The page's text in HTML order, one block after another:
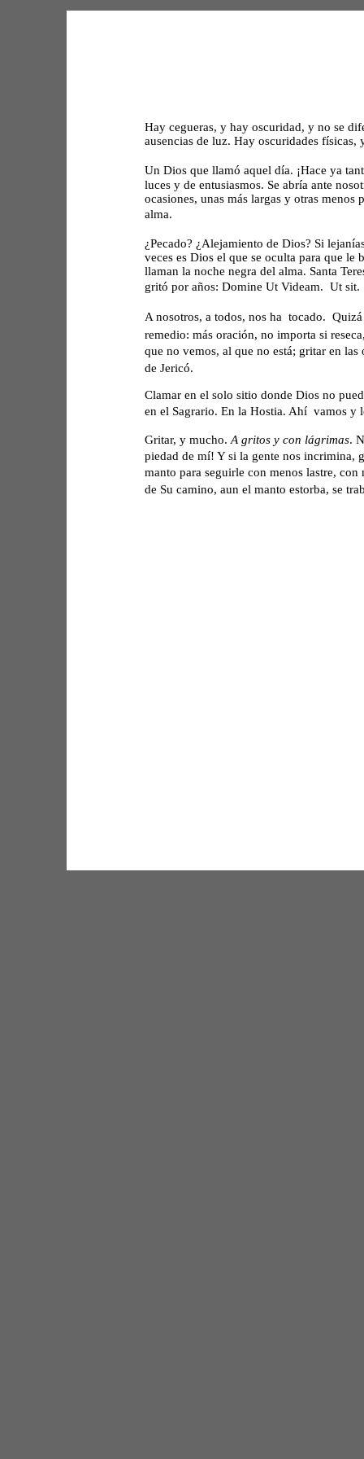
Hay cegueras, y hay oscuridad, y no se
ausencias de luz. Hay oscuridades
Un Dios que llamó aquel día. ¡Hace ya
luces y de entusiasmos. Se abría ante
ocasiones, unas más largas y otras
alma.
¿Pecado? ¿Alejamiento de Dios? Si
veces es Dios el que se oculta para que le
llaman la noche negra del alma. Santa
gritó por años: Domine Ut Videam.  Ut sit.
A nosotros, a todos, nos ha  tocado.
remedio: más oración, no importa si
que no vemos, al que no está; gritar en
de Jericó.
Clamar en el solo sitio donde Dios no
en el Sagrario. En la Hostia. Ahí  vamos
Gritar, y mucho. A gritos y con lágrimas.
piedad de mí! Y si la gente nos incrimina,
manto para seguirle con menos lastre,
de Su camino, aun el manto estorba, se